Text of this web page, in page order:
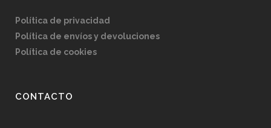
Política de privacidad
Política de envíos y devoluciones
Política de cookies
CONTACTO